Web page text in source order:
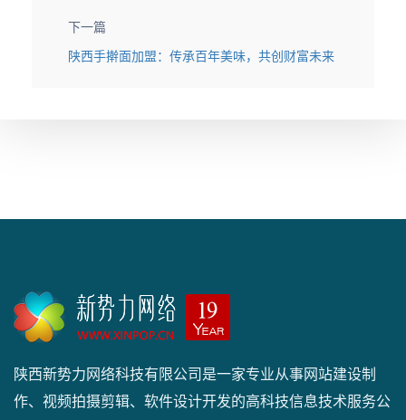
下一篇
陕西手擀面加盟：传承百年美味，共创财富未来
陕西新势力网络科技有限公司是一家专业从事网站建设制
作、视频拍摄剪辑、软件设计开发的高科技信息技术服务公